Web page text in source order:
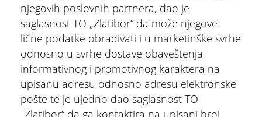
njegovih poslovnih partnera, dao je
saglasnost TO „Zlatibor“ da može njegove
lične podatke obrađivati i u marketinške svrhe
odnosno u svrhe dostave obaveštenja
informativnog i promotivnog karaktera na
upisanu adresu odnosno adresu elektronske
pošte te je ujedno dao saglasnost TO
„Zlatibor“ da ga kontaktira na upisani broj